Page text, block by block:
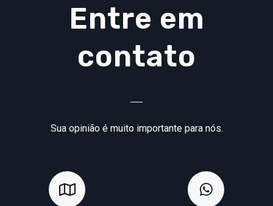
Entre em
contato
Sua opinião é muito importante para nós.